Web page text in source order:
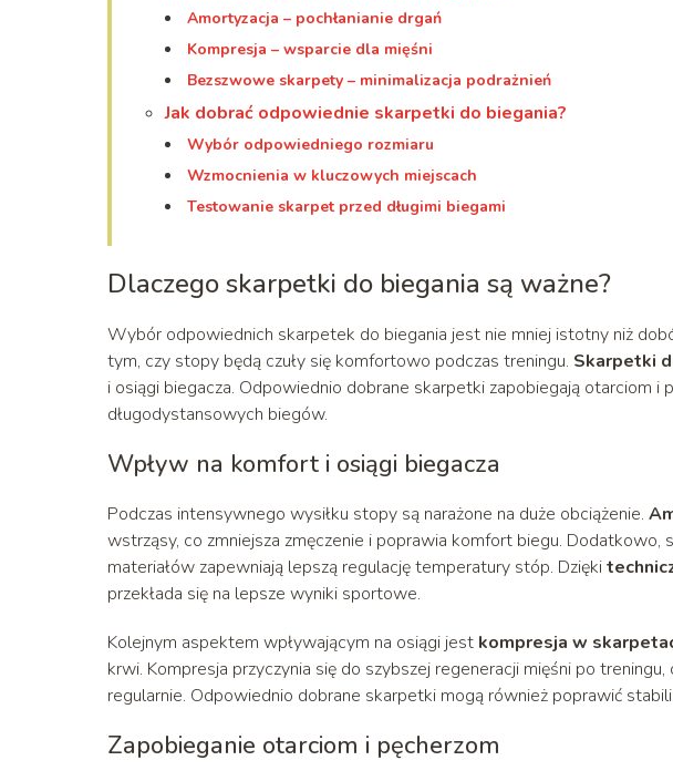
Amortyzacja – pochłanianie drgań
Kompresja – wsparcie dla mięśni
Bezszwowe skarpety – minimalizacja podrażnień
Jak dobrać odpowiednie skarpetki do biegania?
Wybór odpowiedniego rozmiaru
Wzmocnienia w kluczowych miejscach
Testowanie skarpet przed długimi biegami
Dlaczego skarpetki do biegania są ważne?
Wybór odpowiednich skarpetek do biegania jest nie mniej istotny niż
tym, czy stopy będą czuły się komfortowo podczas treningu. Skarpetki
i osiągi biegacza. Odpowiednio dobrane skarpetki zapobiegają otarciom i
długodystansowych biegów.
Wpływ na komfort i osiągi biegacza
Podczas intensywnego wysiłku stopy są narażone na duże obciążenie.
wstrząsy, co zmniejsza zmęczenie i poprawia komfort biegu.
materiałów zapewniają lepszą regulację temperatury stóp. Dzięki
przekłada się na lepsze wyniki sportowe.
Kolejnym aspektem wpływającym na osiągi jest kompresja w
krwi. Kompresja przyczynia się do szybszej regeneracji mięśni po
regularnie. Odpowiednio dobrane skarpetki mogą również poprawić
Zapobieganie otarciom i pęcherzom